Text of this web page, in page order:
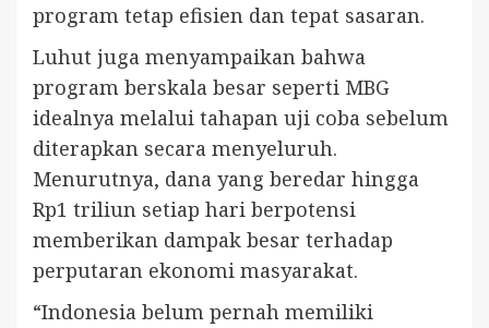
program tetap efisien dan tepat sasaran.
Luhut juga menyampaikan bahwa
program berskala besar seperti MBG
idealnya melalui tahapan uji coba sebelum
diterapkan secara menyeluruh.
Menurutnya, dana yang beredar hingga
Rp1 triliun setiap hari berpotensi
memberikan dampak besar terhadap
perputaran ekonomi masyarakat.
“Indonesia belum pernah memiliki